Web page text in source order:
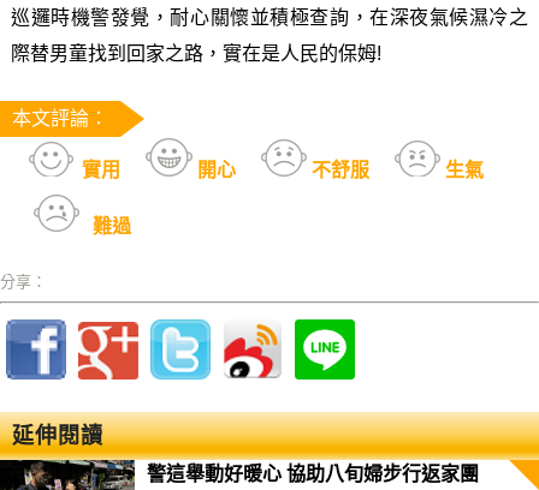
巡邏時機警發覺，耐心關懷並積極查詢，在深夜氣候濕冷之
際替男童找到回家之路，實在是人民的保姆!
本文評論：
實用 開心 不舒服 生氣
難過
分享：
延伸閱讀
警這舉動好暖心 協助八旬婦步行返家團